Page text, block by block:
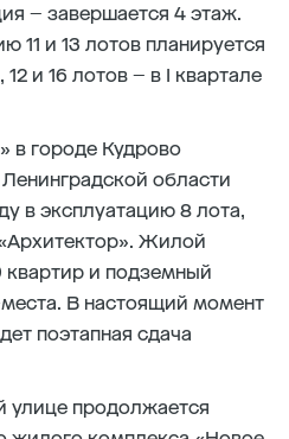
– завершается 4 этаж.
11 и 13 лотов планируется
и 16 лотов – в I квартале
в городе Кудрово
области
в эксплуатацию 8 лота,
Жилой
и подземный
В настоящий момент
поэтапная сдача
улице продолжается